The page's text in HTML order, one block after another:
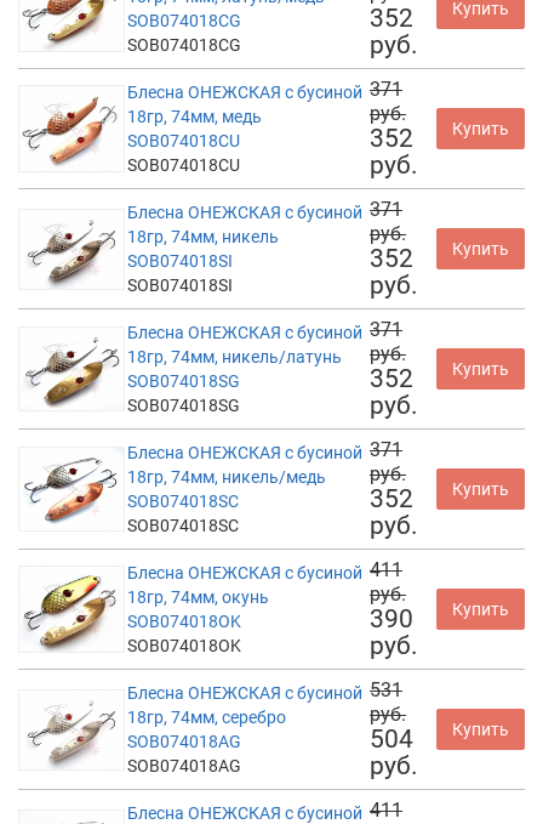
SOB074018CG
SOB074018CG
352
руб.
Купить
Блесна ОНЕЖСКАЯ с бусиной
18гр, 74мм, медь
SOB074018CU
SOB074018CU
371
руб.
352
руб.
Купить
Блесна ОНЕЖСКАЯ с бусиной
18гр, 74мм, никель
SOB074018SI
SOB074018SI
371
руб.
352
руб.
Купить
Блесна ОНЕЖСКАЯ с бусиной
18гр, 74мм, никель/латунь
SOB074018SG
SOB074018SG
371
руб.
352
руб.
Купить
Блесна ОНЕЖСКАЯ с бусиной
18гр, 74мм, никель/медь
SOB074018SC
SOB074018SC
371
руб.
352
руб.
Купить
Блесна ОНЕЖСКАЯ с бусиной
18гр, 74мм, окунь
SOB074018OK
SOB074018OK
411
руб.
390
руб.
Купить
Блесна ОНЕЖСКАЯ с бусиной
18гр, 74мм, серебро
SOB074018AG
SOB074018AG
531
руб.
504
руб.
Купить
Блесна ОНЕЖСКАЯ с бусиной 411